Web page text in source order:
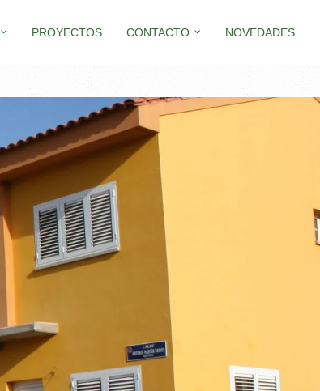
PROYECTOS CONTACTO NOVEDADES